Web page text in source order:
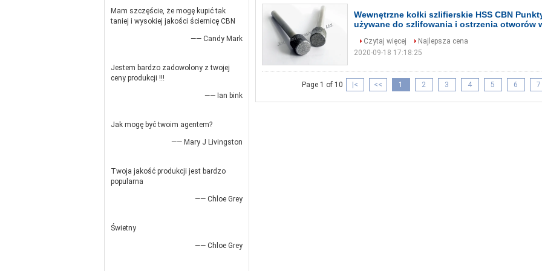
Mam szczęście, że mogę kupić tak
taniej i wysokiej jakości ściernicę CBN
—— Candy Mark
Jestem bardzo zadowolony z twojej
ceny produkcji !!!
—— Ian bink
Jak mogę być twoim agentem?
—— Mary J Livingston
Twoja jakość produkcji jest bardzo
popularna
—— Chloe Grey
Świetny
—— Chloe Grey
Wewnętrzne kołki szlifierskie HSS CBN
używane do szlifowania i ostrzenia otworów
Czytaj więcej
Najlepsza cena
2020-09-18 17:18:25
Page 1 of 10 |< << 1 2 3 4 5 6 7